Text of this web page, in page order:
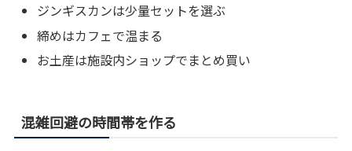
ジンギスカンは少量セットを選ぶ
締めはカフェで温まる
お土産は施設内ショップでまとめ買い
混雑回避の時間帯を作る